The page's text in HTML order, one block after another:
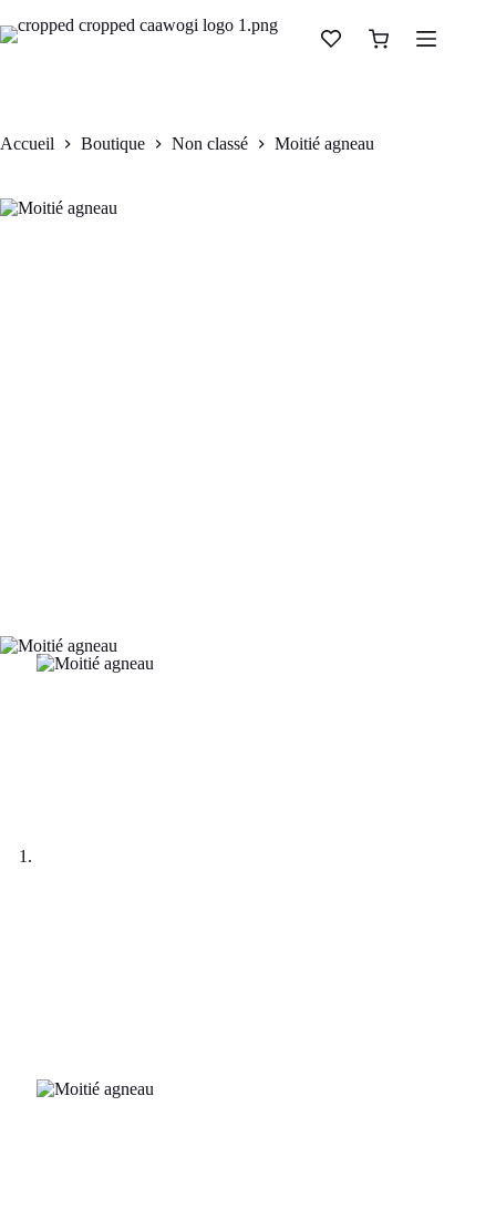
Moitié agneau
Ajouter au panier
Accueil Boutique Non classé Moitié agneau